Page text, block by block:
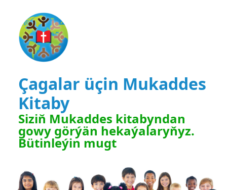
Çagalar üçin Mukaddes
Kitaby
Siziň Mukaddes kitabyndan
gowy görýän hekaýalaryňyz.
Bütinleýin mugt